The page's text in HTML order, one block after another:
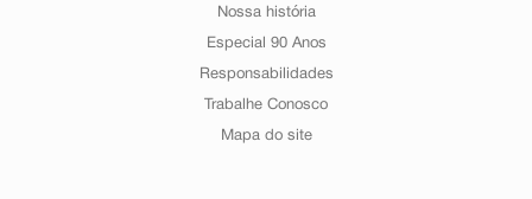
Nossa história
Especial 90 Anos
Responsabilidades
Trabalhe Conosco
Mapa do site